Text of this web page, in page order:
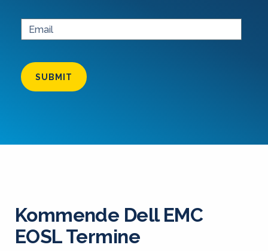
SUBMIT
Kommende Dell EMC
EOSL Termine